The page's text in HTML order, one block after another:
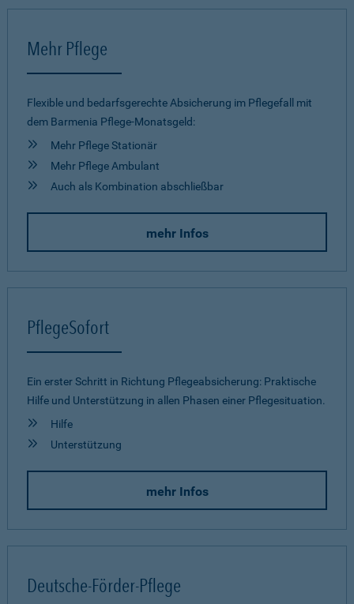
Mehr Pflege
Flexible und bedarfsgerechte Absicherung im Pflegefall mit
dem Barmenia Pflege-Monatsgeld:
Mehr Pflege Stationär
Mehr Pflege Ambulant
Auch als Kombination abschließbar
mehr Infos
PflegeSofort
Ein erster Schritt in Richtung Pflegeab­sicherung: Praktische
Hilfe und Unterstützung in allen Phasen einer Pflegesituation.
Hilfe
Unterstützung
mehr Infos
Deutsche-Förder-Pflege